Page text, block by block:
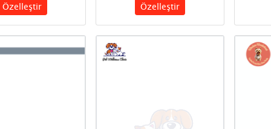
Özelleştir
Özelleştir